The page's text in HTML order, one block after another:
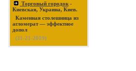
Торговый городок -
Киевская, Украина, Киев.
Каменная столешница из
агломерат — эффектное
допол
(11-21-2019)